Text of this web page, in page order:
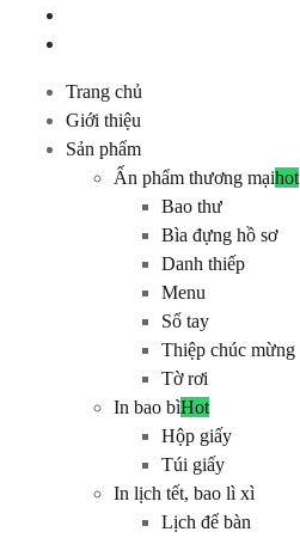
Trang chủ
Giới thiệu
Sản phẩm
Ấn phẩm thương mạihot
Bao thư
Bìa đựng hồ sơ
Danh thiếp
Menu
Sổ tay
Thiệp chúc mừng
Tờ rơi
In bao bìHot
Hộp giấy
Túi giấy
In lịch tết, bao lì xì
Lịch để bàn